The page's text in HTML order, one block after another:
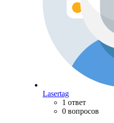
Lasertag
1 ответ
0 вопросов